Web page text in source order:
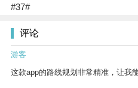
#37#
评论
游客
这款app的路线规划非常精准，让我